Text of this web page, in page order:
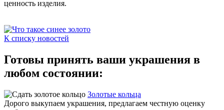
ценность изделия.
К списку новостей
Готовы принять ваши украшения в
любом состоянии:
Золотые кольца
Дорого выкупаем украшения, предлагаем честную оценку